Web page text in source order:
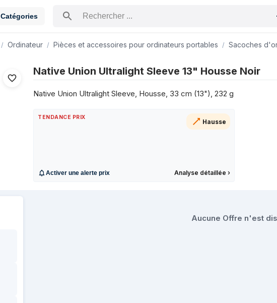
Catégories
Rechercher un produit
Ordinateur Pièces et accessoires pour ordinateurs portables Sacoches
Native Union Ultralight Sleeve 13" Housse Noir
Native Union Ultralight Sleeve, Housse, 33 cm (13"), 232 g
TENDANCE PRIX
Hausse
Activer une alerte prix Analyse détaillée ›
Prix
39,49 €
39,95 €
Aucune Offre n'est